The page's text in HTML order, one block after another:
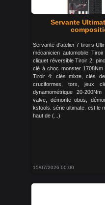
Servante
Servante d'atelier 7 tiroirs
mécanicien automobile
cliquet réversible Tiroir 2:
clé à choc monster
Tiroir 4: clés mixte, clés
cruciformes, torx, jeux
dynamométrique 20-
valve, démonte obus,
kstools. série ultimate. est le
haut de (...)
15/07/2026 00:00